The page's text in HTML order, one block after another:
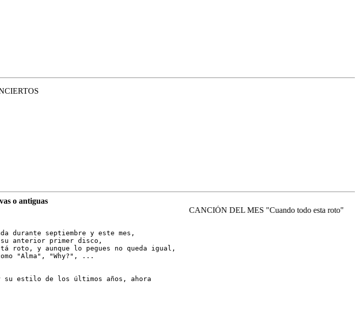
o antiguas
CANCIÓN DEL MES "Cuando todo esta roto"
durante septiembre y este mes,
su anterior primer disco,
roto, y aunque lo pegues no queda igual,
"Alma", "Why?", ...
su estilo de los últimos años, ahora